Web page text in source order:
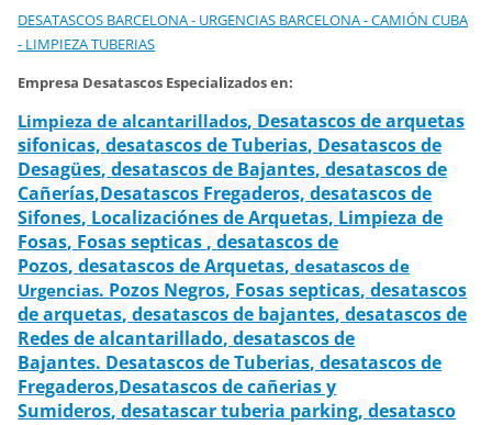
DESATASCOS BARCELONA - URGENCIAS BARCELONA - CAMIÓN CUBA
- LIMPIEZA TUBERIAS
Empresa Desatascos Especializados en:
Limpieza de alcantarillados, Desatascos de arquetas
sifonicas,desatascos de Tuberias, Desatascos de
Desagües, desatascos de Bajantes,desatascos de
Cañerías,Desatascos Fregaderos,desatascos de
Sifones, Localizaciónes de Arquetas, Limpieza de
Fosas, Fosas septicas ,desatascos de
Pozos, desatascos de Arquetas, desatascos de
Urgencias. Pozos Negros, Fosas septicas,desatascos
de arquetas, desatascos de bajantes,desatascos de
Redes de alcantarillado,desatascos de
Bajantes. Desatascos de Tuberias,desatascos de
Fregaderos,Desatascos de cañerias y
Sumideros,desatascar tuberia parking,desatasco